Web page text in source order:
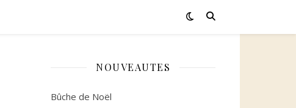
NOUVEAUTES
Bûche de Noël